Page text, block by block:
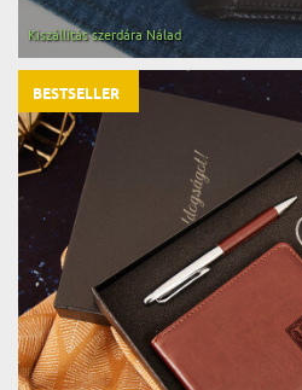
Kiszállítás szerdára Nálad
BESTSELLER